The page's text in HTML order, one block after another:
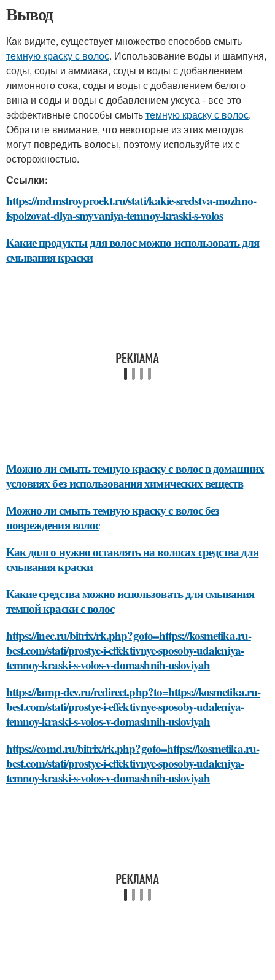
Вывод
Как видите, существует множество способов смыть
темную краску с волос. Использование воды и шампуня,
соды, соды и аммиака, соды и воды с добавлением
лимонного сока, соды и воды с добавлением белого
вина и соды и воды с добавлением уксуса - все это
эффективные способы смытьтемную краску с волос.
Обратите внимание, что некоторые из этих методов
могут повредить волосы, поэтому используйте их с
осторожностью.
Ссылки:
https://mdmstroyproekt.ru/stati/kakie-sredstva-mozhno-
ispolzovat-dlya-smyvaniya-temnoy-kraski-s-volos
Какие продукты для волос можно использовать для
смывания краски
Можно ли смыть темную краску с волос в домашних
условиях без использования химических веществ
Можно ли смыть темную краску с волос без
повреждения волос
Как долго нужно оставлять на волосах средства для
смывания краски
Какие средства можно использовать для смывания
темной краски с волос
https://inec.ru/bitrix/rk.php?goto=https://kosmetika.ru-
best.com/stati/prostye-i-effektivnye-sposoby-udaleniya-
temnoy-kraski-s-volos-v-domashnih-usloviyah
https://lamp-dev.ru/redirect.php?to=https://kosmetika.ru-
best.com/stati/prostye-i-effektivnye-sposoby-udaleniya-
temnoy-kraski-s-volos-v-domashnih-usloviyah
https://comd.ru/bitrix/rk.php?goto=https://kosmetika.ru-
best.com/stati/prostye-i-effektivnye-sposoby-udaleniya-
temnoy-kraski-s-volos-v-domashnih-usloviyah